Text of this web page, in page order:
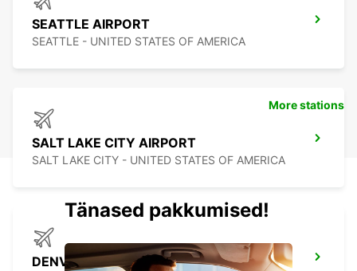
SEATTLE AIRPORT
SEATTLE - UNITED STATES OF AMERICA
SALT LAKE CITY AIRPORT
SALT LAKE CITY - UNITED STATES OF AMERICA
DENVER AIRPORT
More stations
Tänased pakkumised!